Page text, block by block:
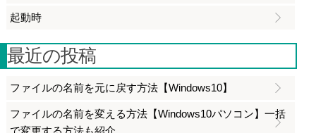
起動時
最近の投稿
ファイルの名前を元に戻す方法【Windows10】
ファイルの名前を変える方法【Windows10パソコン】一括